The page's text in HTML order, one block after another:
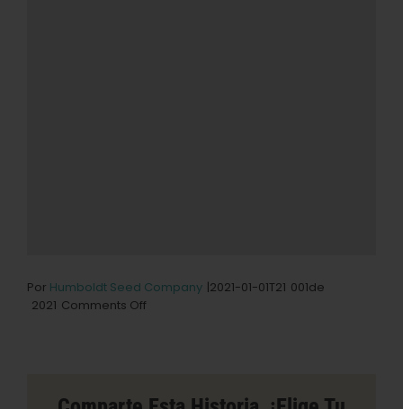
Por Humboldt Seed Company |2021-01-01T21 001de
2021 Comments Off
Marihuana